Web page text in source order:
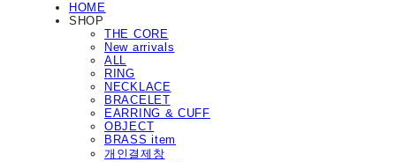
HOME
SHOP
THE CORE
New arrivals
ALL
RING
NECKLACE
BRACELET
EARRING & CUFF
OBJECT
BRASS item
개인결제창